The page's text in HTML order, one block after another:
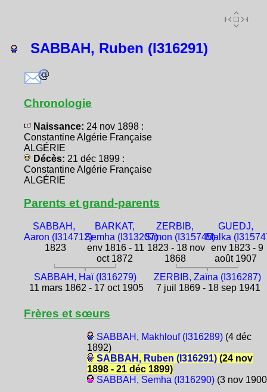
SABBAH, Ruben (I316291)
Chronologie
Naissance: 24 nov 1898 :
Constantine Algérie Française
ALGÉRIE
Décès: 21 déc 1899 :
Constantine Algérie Française
ALGÉRIE
Parents et grand-parents
SABBAH,
Aaron (I314712)
1823
BARKAT,
Semha (I313207)
env 1816 - 11
oct 1872
ZERBIB,
Simon (I315745)
1823 - 18 nov
1868
GUEDJ,
Malka
env 1823 - 9
août 1907
SABBAH, Haï (I316279)
11 mars 1862 - 17 oct 1905
ZERBIB, Zaïna (I316287)
7 juil 1869 - 18 sep 1941
Frères et sœurs
SABBAH, Makhlouf (I316289)(4 déc
1892)
SABBAH, Ruben (I316291)(24 nov
1898 - 21 déc 1899)
SABBAH, Semha (I316290)(3 nov